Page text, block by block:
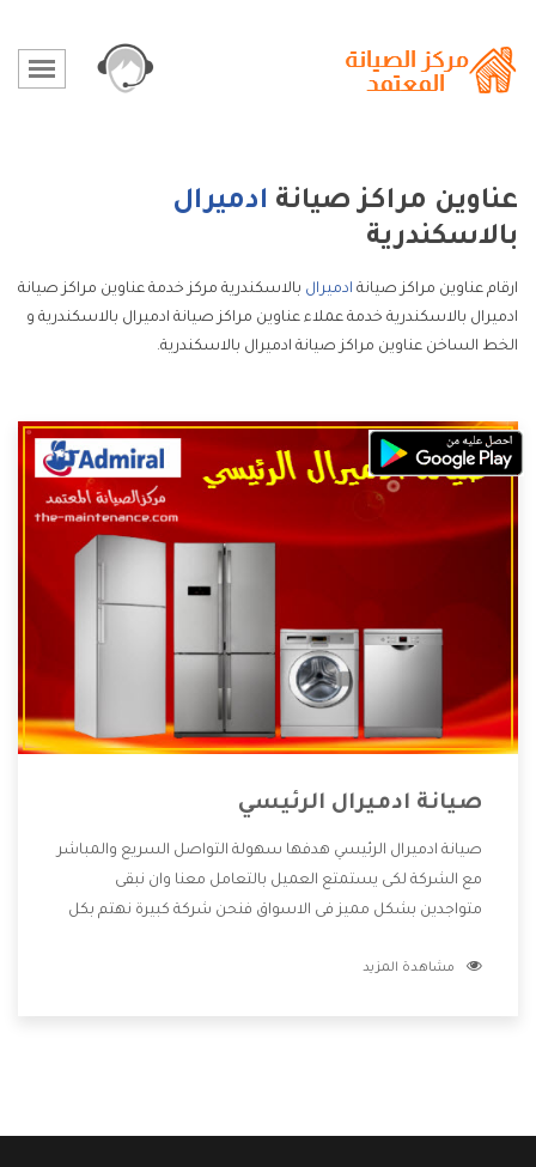
عناوين مراكز صيانة ادميرال
بالاسكندرية
ارقام عناوين مراكز صيانة ادميرال بالاسكندرية مركز خدمة عناوين مراكز صيانة
ادميرال بالاسكندرية خدمة عملاء عناوين مراكز صيانة ادميرال بالاسكندرية و
الخط الساخن عناوين مراكز صيانة ادميرال بالاسكندرية.
صيانة ادميرال الرئيسي
صيانة ادميرال الرئيسي هدفها سهولة التواصل السريع والمباشر
مع الشركة لكى يستمتع العميل بالتعامل معنا وان نبقى
متواجدين بشكل مميز فى الاسواق فنحن شركة كبيرة نهتم بكل
الشركة بها والتى تكون منها خدمة الصيانة التى تكون من أهم
مشاهدة المزيد